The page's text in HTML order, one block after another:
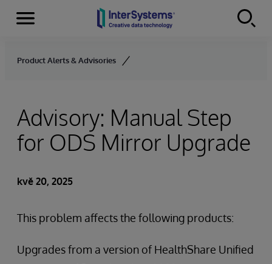
Skip to content
Menu
Product Alerts & Advisories
Advisory: Manual Step
for ODS Mirror Upgrade
kvě 20, 2025
This problem affects the following products:
Upgrades from a version of HealthShare Unified